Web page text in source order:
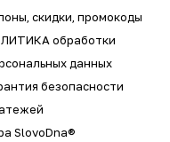
скидки, промокоды
обработки
данных
безопасности
SlovoDna®